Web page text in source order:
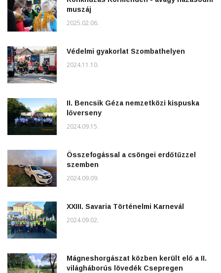
muszáj
2025.02.06.
Védelmi gyakorlat Szombathelyen
2024.11.10.
II. Bencsik Géza nemzetközi kispuska
lőverseny
2024.09.15.
Összefogással a csöngei erdőtűzzel
szemben
2024.09.09.
XXIII. Savaria Történelmi Karnevál
2024.09.02.
Mágneshorgászat közben került elő a II.
világháborús lövedék Csepregen